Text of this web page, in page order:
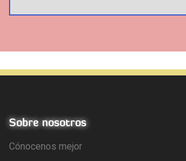
Sobre nosotros
Cónocenos mejor